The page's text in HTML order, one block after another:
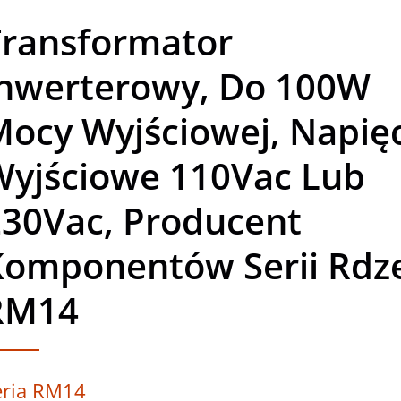
Do 100W
Wyjściowej,
110Vac Lub
Producent
Serii
RM14